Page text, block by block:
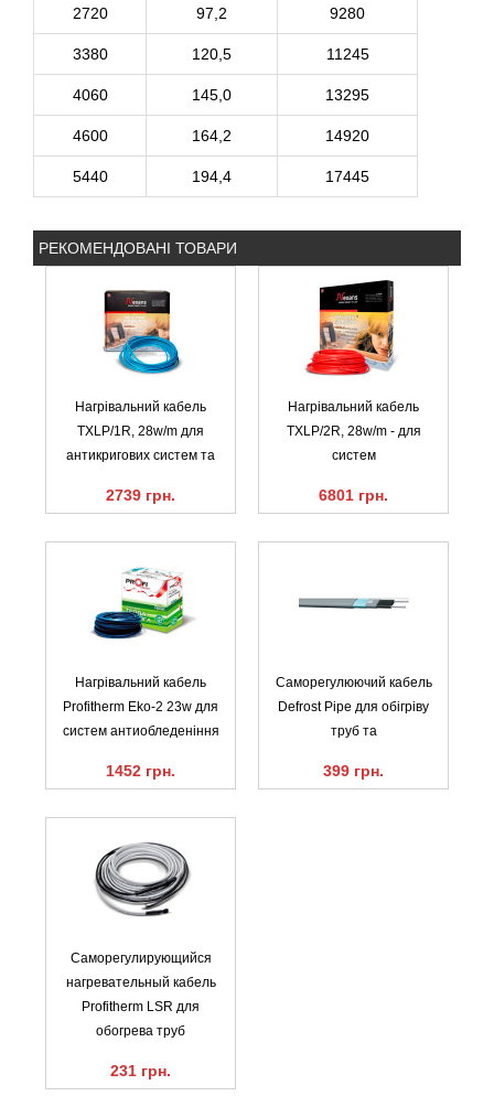
2720 97,2 9280
3380 120,5 11245
4060 145,0 13295
4600 164,2 14920
5440 194,4 17445
РЕКОМЕНДОВАНІ ТОВАРИ
Нагрівальний кабель
TXLP/1R, 28w/m для
антикригових систем та
2739 грн.
Нагрівальний кабель
TXLP/2R, 28w/m - для
систем
6801 грн.
Нагрівальний кабель
Profitherm Eko-2 23w для
систем антиобледеніння
1452 грн.
Саморегулюючий кабель
Defrost Pipe для обігріву
труб та
399 грн.
Саморегулирующийся
нагревательный кабель
Profitherm LSR для
обогрева труб
231 грн.